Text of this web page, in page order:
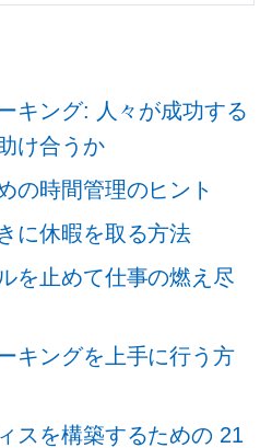
キング: 人々が成功する
け合うか
の時間管理のヒント
に休暇を取る方法
を止めて仕事の燃え尽
キングを上手に行う方
スを構築するための 21